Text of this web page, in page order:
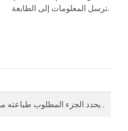
ترسل المعلومات إلى الطابعة.
يحدد الجزء المطلوب طباعته من المستند .